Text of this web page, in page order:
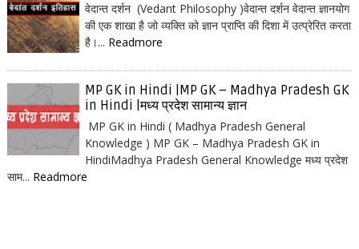
वेदान्त दर्शन (Vedant Philosophy )वेदान्त दर्शन वेदान्त ज्ञानयोग
की एक शाखा है जो व्यक्ति को ज्ञान प्राप्ति की दिशा में उत्प्रेरित करता
है।... Readmore
MP GK in Hindi |MP GK – Madhya Pradesh GK
in Hindi |मध्य प्रदेश सामान्य ज्ञान
MP GK in Hindi ( Madhya Pradesh General
Knowledge ) MP GK – Madhya Pradesh GK in
HindiMadhya Pradesh General Knowledge मध्य प्रदेश
साम... Readmore